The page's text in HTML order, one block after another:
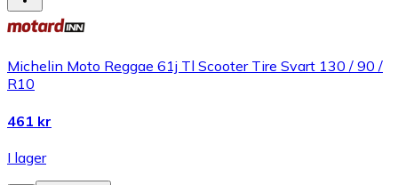
Michelin Moto Reggae 61j Tl Scooter Tire Svart 130 / 90 /
R10
461 kr
I lager